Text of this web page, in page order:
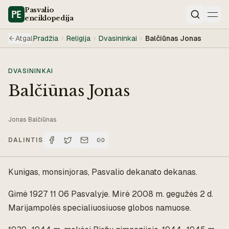
Pasvalio
enciklopedija
Paieška
AtgalPradžia Religija Dvasininkai Balčiūnas Jonas
DVASININKAI
Balčiūnas Jonas
Jonas Balčiūnas
DALINTIS
Kunigas, monsinjoras, Pasvalio dekanato dekanas.
Gimė 1927 11 06 Pasvalyje. Mirė 2008 m. gegužės 2 d.
Marijampolės specialiuosiuose globos namuose.